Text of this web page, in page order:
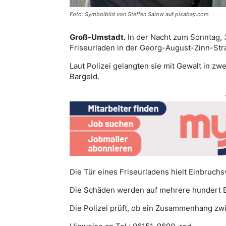
Foto: Symbolbild von Steffen Salow auf pixabay.com
Groß-Umstadt. In der Nacht zum
Friseurladen in der Georg-August-Zinn-
Laut Polizei gelangten sie mit Gewalt in
Bargeld.
Die Tür eines Friseurladens hielt
Die Schäden werden auf mehrere hundert
Die Polizei prüft, ob ein Zusammenhang